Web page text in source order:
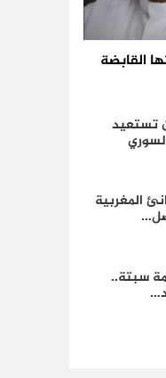
شركتها القابضة
تستعيد
المغربية
سبتة..